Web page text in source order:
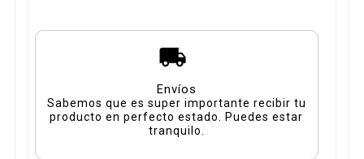
Envíos
Sabemos que es super importante recibir tu
producto en perfecto estado. Puedes estar
tranquilo.